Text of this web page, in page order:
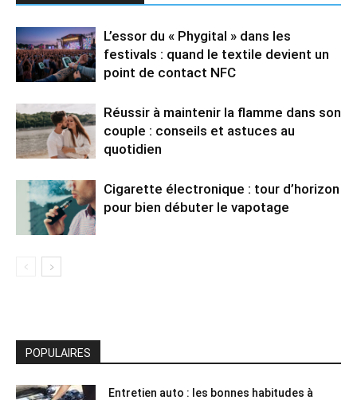
L’essor du « Phygital » dans les
festivals : quand le textile devient un
point de contact NFC
Réussir à maintenir la flamme dans son
couple : conseils et astuces au
quotidien
Cigarette électronique : tour d’horizon
pour bien débuter le vapotage
POPULAIRES
Entretien auto : les bonnes habitudes à